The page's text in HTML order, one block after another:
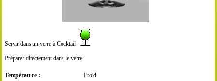
Servir dans un verre à Cocktail
Préparer directement dans le verre
Température :
Froid